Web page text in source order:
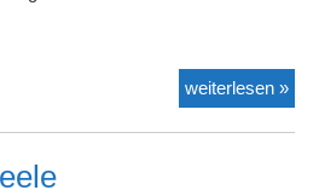
weiterlesen »
im